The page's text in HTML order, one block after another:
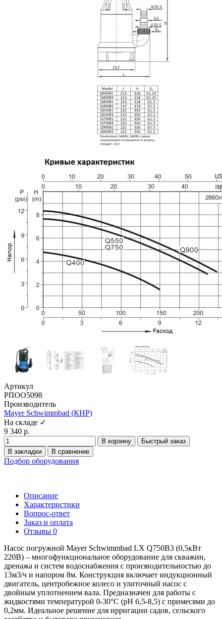
Артикул
РПОО5098
Производитель
Mayer Schwimmbad (КНР)
На складе ✓
9 340 р.
В корзину
Быстрый заказ
В закладки
В сравнение
Подбор оборудования
Описание
Характеристики
Вопрос-ответ
Заказ и оплата
Отзывы 0
Насос погружной Mayer Schwimmbad LX Q750B3 (0,5кВт
220В) – многофункциональное оборудование для скважин,
дренажа и систем водоснабжения с производительностью до
13м3/ч и напором 8м. Конструкция включает индукционный
двигатель, центробежное колесо и улиточный насос с
двойным уплотнением вала. Предназначен для работы с
жидкостями температурой 0-30°C (pH 6,5-8,5) с примесями до
0,2мм. Идеальное решение для ирригации садов, сельского